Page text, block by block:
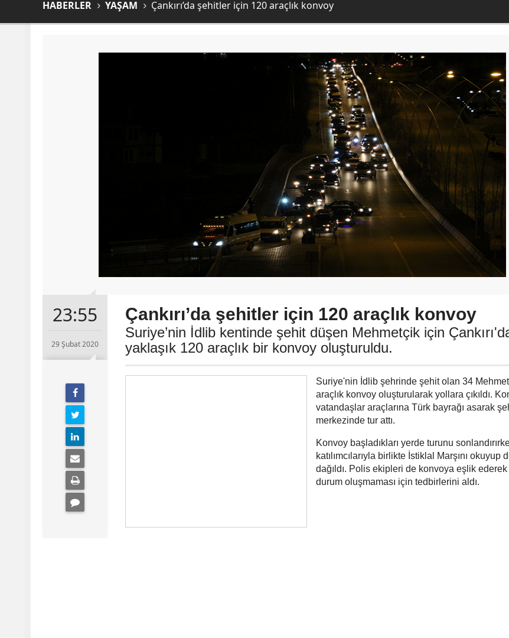
HABERLER YAŞAM Çankırı’da şehitler için 120 araçlık konvoy
23:55
29 Şubat 2020
Çankırı’da şehitler için 120 araçlık konvoy
Suriye’nin İdlib kentinde şehit düşen Mehmetçik için
yaklaşık 120 araçlık bir konvoy oluşturuldu.
Suriye'nin İdlib şehrinde şehit olan 34
araçlık konvoy oluşturularak yollara çıkıldı.
vatandaşlar araçlarına Türk bayrağı asarak
merkezinde tur attı.
Konvoy başladıkları yerde turunu
katılımcılarıyla birlikte İstiklal Marşını okuyup
dağıldı. Polis ekipleri de konvoya eşlik
durum oluşmaması için tedbirlerini aldı.